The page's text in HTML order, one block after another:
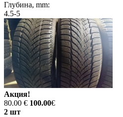
Глубина, mm:
4.5-5
Акция!
80.00 € 100.00€
2 шт